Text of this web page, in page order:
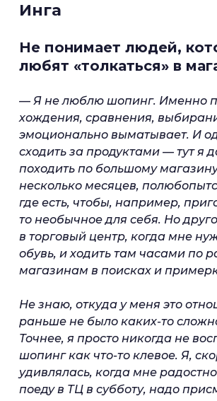
Инга
Не понимает людей,
любят «толкаться» в
— Я не люблю шопинг. Именно
хождения, сравнения,
эмоционально выматывает. И
сходить за продуктами — тут я
походить по большому
несколько месяцев,
где есть, чтобы, например,
то необычное для себя. Но
в торговый центр, когда мне
обувь, и ходить там часами по
магазинам в поисках и
Не знаю, откуда у меня это
раньше не было каких-то
Точнее, я просто никогда не
шопинг как что-то клевое. Я,
удивлялась, когда мне
поеду в ТЦ в субботу, надо